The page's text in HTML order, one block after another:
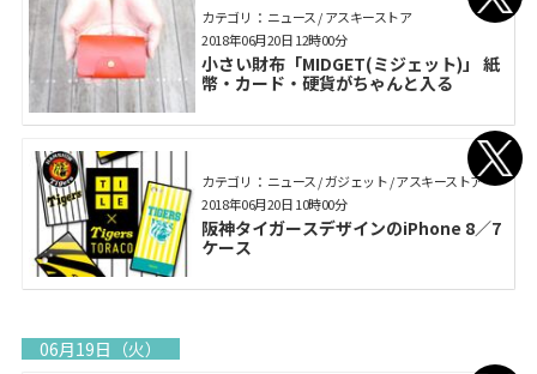
カテゴリ： ニュース / アスキーストア
小さい財布「MIDGET(ミジェット)」 紙
幣・カード・硬貨がちゃんと入る
2018年06月20日 12時00分
カテゴリ： ニュース / ガジェット / アスキーストア
阪神タイガースデザインのiPhone 8／7
ケース
2018年06月20日 10時00分
06月19日（火）